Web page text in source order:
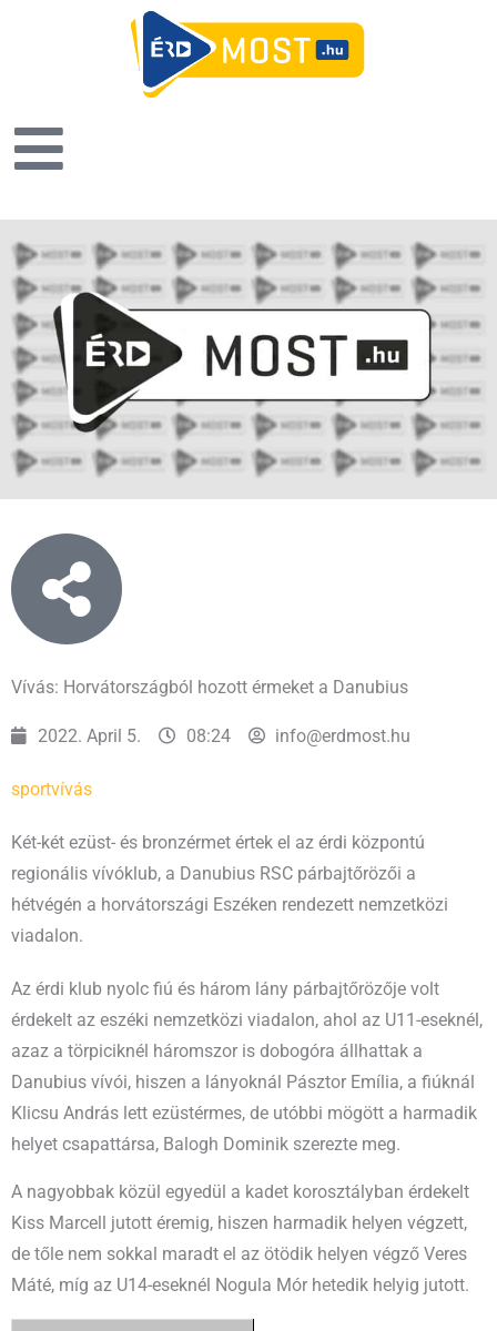
Vívás: Horvátországból hozott érmeket a Danubius
2022. April 5. 08:24 info@erdmost.hu
sportvívás
Két-két ezüst- és bronzérmet értek el az érdi központú
regionális vívóklub, a Danubius RSC párbajtőrözői a
hétvégén a horvátországi Eszéken rendezett nemzetközi
viadalon.
Az érdi klub nyolc fiú és három lány párbajtőrözője volt
érdekelt az eszéki nemzetközi viadalon, ahol az U11-eseknél,
azaz a törpiciknél háromszor is dobogóra állhattak a
Danubius vívói, hiszen a lányoknál Pásztor Emília, a fiúknál
Klicsu András lett ezüstérmes, de utóbbi mögött a harmadik
helyet csapattársa, Balogh Dominik szerezte meg.
A nagyobbak közül egyedül a kadet korosztályban érdekelt
Kiss Marcell jutott éremig, hiszen harmadik helyen végzett,
de tőle nem sokkal maradt el az ötödik helyen végző Veres
Máté, míg az U14-eseknél Nogula Mór hetedik helyig jutott.